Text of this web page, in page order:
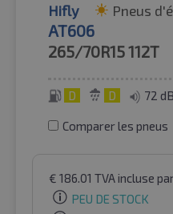
Hifly Pneus
AT606
265/70R15112T
D D 72 dB
Comparer les pneus
€ 186.01 TVA incluse
PEU DE STOCK